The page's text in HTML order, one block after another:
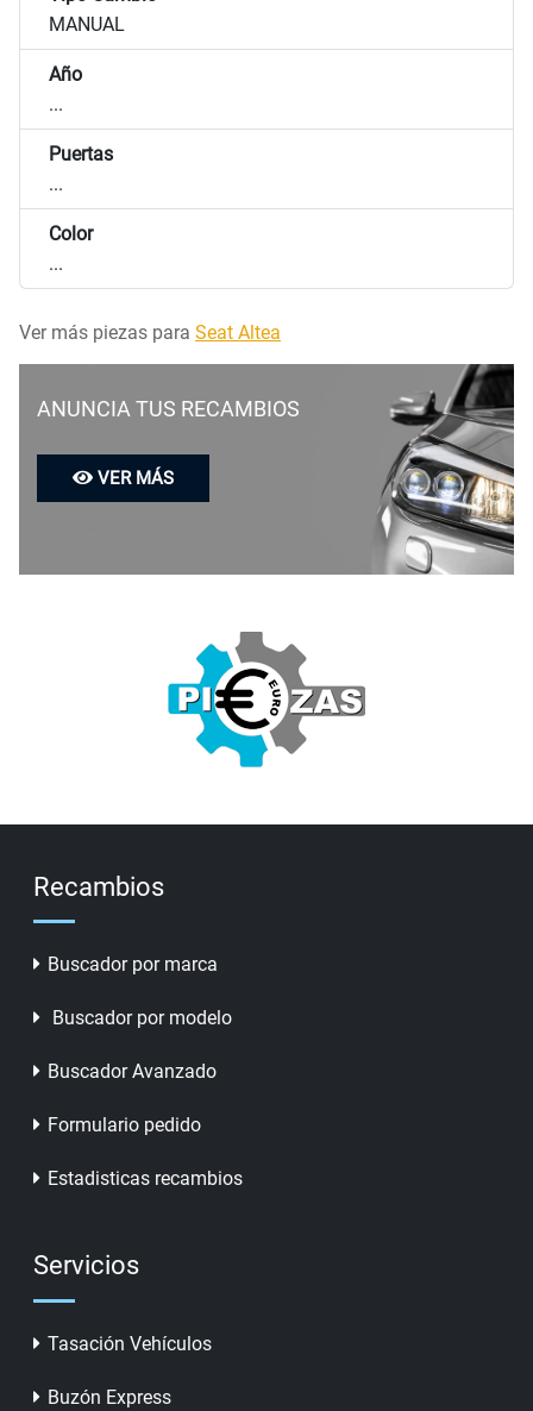
MANUAL
Año
...
Puertas
...
Color
...
Ver más piezas para Seat Altea
ANUNCIA TUS RECAMBIOS
VER MÁS
Recambios
Buscador por marca
Buscador por modelo
Buscador Avanzado
Formulario pedido
Estadisticas recambios
Servicios
Tasación Vehículos
Buzón Express